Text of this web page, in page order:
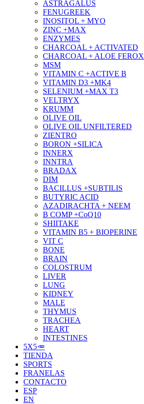
ASTRAGALUS
FENUGREEK
INOSITOL + MYO
ZINC +MAX
ENZYMES
CHARCOAL + ACTIVATED
CHARCOAL + ALOE FEROX
MSM
VITAMIN C +ACTIVE B
VITAMIN D3 +MK4
SELENIUM +MAX T3
VELTRYX
KRUMM
OLIVE OIL
OLIVE OIL UNFILTERED
ZIENTRO
BORON +SILICA
INNERX
INNTRA
BRADAX
DIM
BACILLUS +SUBTILIS
BUTYRIC ACID
AZADIRACHTA + NEEM
B COMP +CoQ10
SHIITAKE
VITAMIN B5 + BIOPERINE
VIT C
BONE
BRAIN
COLOSTRUM
LIVER
LUNG
KIDNEY
MALE
THYMUS
TRACHEA
HEART
INTESTINES
5X5🥕
TIENDA
SPORTS
FRANELAS
CONTACTO
ESP
EN